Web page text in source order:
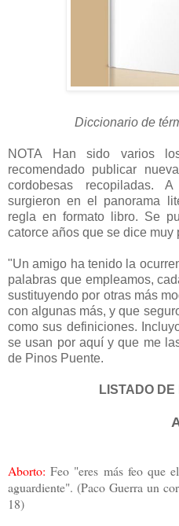
Diccionario de
NOTA Han sido varios
recomendado publicar
cordobesas recopiladas.
surgieron en el panorama
regla en formato libro. Se
catorce años que se dice muy
"Un amigo ha tenido la
palabras que empleamos,
sustituyendo por otras más
con algunas más, y que
como sus definiciones.
se usan por aquí y que me
de Pinos Puente.
LISTADO
Aborto:Feo "eres más feo que
aguardiente". (Paco Guerra un
18)